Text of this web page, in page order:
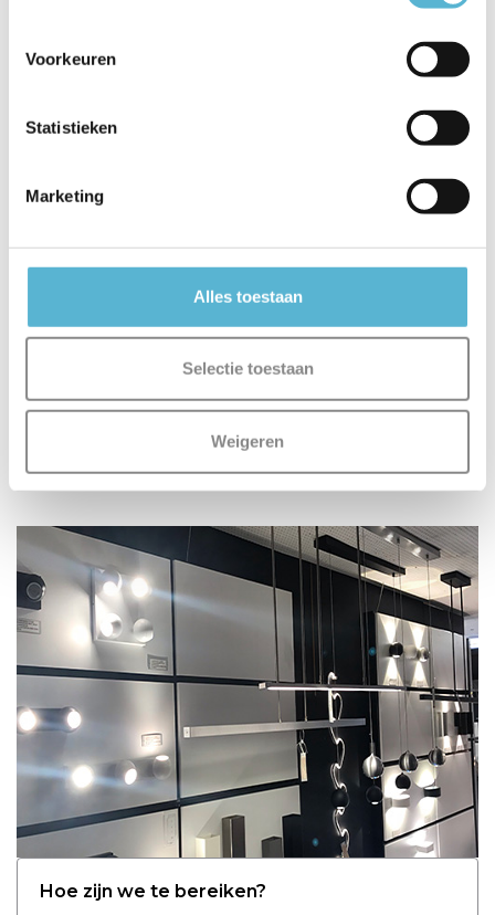
Voorkeuren
Statistieken
Marketing
Alles toestaan
Selectie toestaan
Weigeren
Hoe zijn we te bereiken?